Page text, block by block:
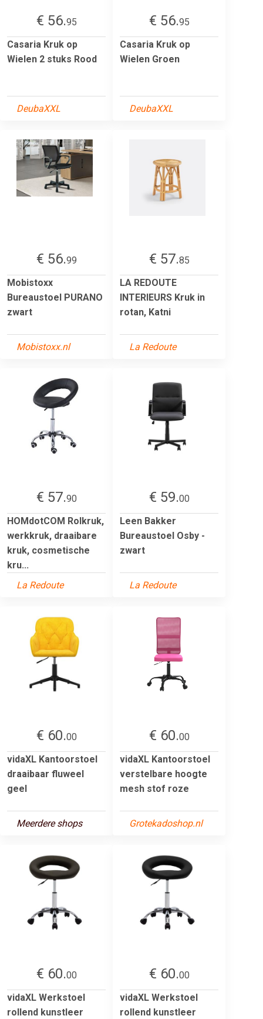
€ 56.95
Casaria Kruk op
Wielen 2 stuks Rood
DeubaXXL
€ 56.95
Casaria Kruk op
Wielen Groen
DeubaXXL
€ 56.99
Mobistoxx
Bureaustoel PURANO
zwart
Mobistoxx.nl
€ 57.85
LA REDOUTE
INTERIEURS Kruk in
rotan, Katni
La Redoute
€ 57.90
HOMdotCOM Rolkruk,
werkkruk, draaibare
kruk, cosmetische
kru...
La Redoute
€ 59.00
Leen Bakker
Bureaustoel Osby -
zwart
La Redoute
€ 60.00
vidaXL Kantoorstoel
draaibaar fluweel
geel
Meerdere shops
€ 60.00
vidaXL Kantoorstoel
verstelbare hoogte
mesh stof roze
Grotekadoshop.nl
€ 60.00
vidaXL Werkstoel
rollend kunstleer
€ 60.00
vidaXL Werkstoel
rollend kunstleer